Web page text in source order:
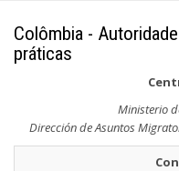
Colômbia -
práticas
Ministerio
Dirección de Asuntos